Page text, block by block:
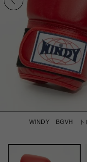
WINDY BGVH ト